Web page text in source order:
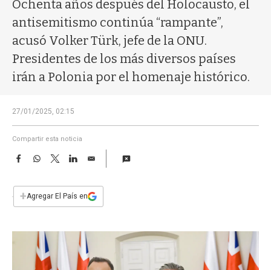
Ochenta años después del Holocausto, el
antisemitismo continúa “rampante”,
acusó Volker Türk, jefe de la ONU.
Presidentes de los más diversos países
irán a Polonia por el homenaje histórico.
27/01/2025, 02:15
Compartir esta noticia
F
e
b
W
s
p
T
w
t
L
n
E
i
l
+Agregar El País en